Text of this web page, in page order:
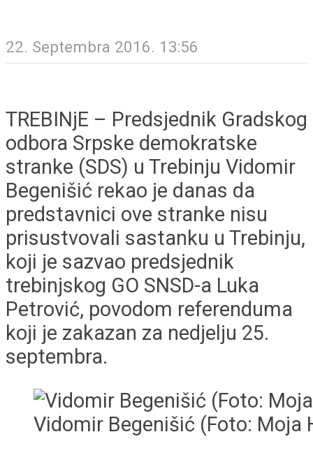
22. Septembra 2016. 13:56
TREBINjE – Predsjednik Gradskog
odbora Srpske demokratske
stranke (SDS) u Trebinju Vidomir
Begenišić rekao je danas da
predstavnici ove stranke nisu
prisustvovali sastanku u Trebinju,
koji je sazvao predsjednik
trebinjskog GO SNSD-a Luka
Petrović, povodom referenduma
koji je zakazan za nedjelju 25.
septembra.
Vidomir Begenišić (Foto: Moja